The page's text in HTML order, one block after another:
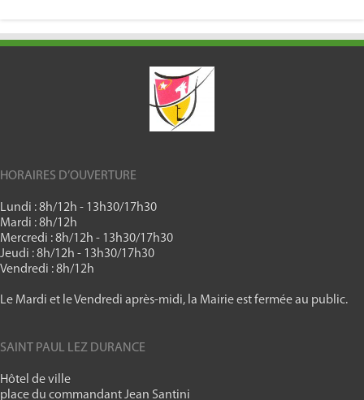
HORAIRES D’OUVERTURE
Lundi : 8h/12h - 13h30/17h30
Mardi : 8h/12h
Mercredi : 8h/12h - 13h30/17h30
Jeudi : 8h/12h - 13h30/17h30
Vendredi : 8h/12h
Le Mardi et le Vendredi après-midi, la Mairie est fermée au public.
SAINT PAUL LEZ DURANCE
Hôtel de ville
place du commandant Jean Santini